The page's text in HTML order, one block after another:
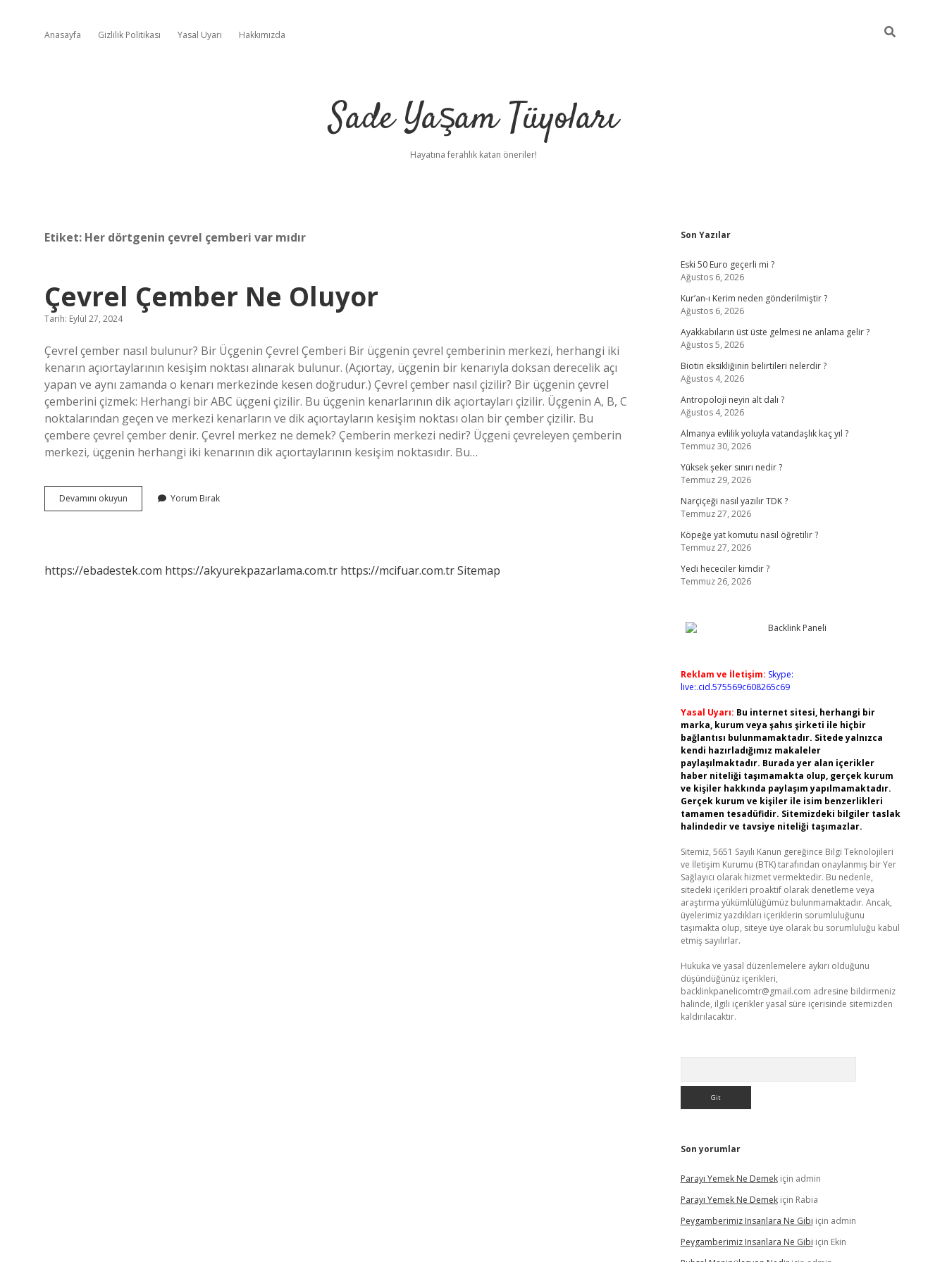
Anasayfa Gizlilik Politikası Yasal Uyarı Hakkımızda
Sade Yaşam Tüyoları
Hayatına ferahlık katan öneriler!
Etiket: Her dörtgenin çevrel çemberi var mıdır
Çevrel Çember Ne Oluyor
Tarih: Eylül 27, 2024
Çevrel çember nasıl bulunur? Bir Üçgenin Çevrel Çemberi Bir üçgenin çevrel çemberinin merkezi, herhangi iki
kenarın açıortaylarının kesişim noktası alınarak bulunur. (Açıortay, üçgenin bir kenarıyla doksan derecelik açı
yapan ve aynı zamanda o kenarı merkezinde kesen doğrudur.) Çevrel çember nasıl çizilir? Bir üçgenin çevrel
çemberini çizmek: Herhangi bir ABC üçgeni çizilir. Bu üçgenin kenarlarının dik açıortayları çizilir. Üçgenin A, B, C
noktalarından geçen ve merkezi kenarların ve dik açıortayların kesişim noktası olan bir çember çizilir. Bu
çembere çevrel çember denir. Çevrel merkez ne demek? Çemberin merkezi nedir? Üçgeni çevreleyen çemberin
merkezi, üçgenin herhangi iki kenarının dik açıortaylarının kesişim noktasıdır. Bu…
Devamını okuyun
Çember
Yorum Bırak
https://ebadestek.com https://akyurekpazarlama.com.tr https://mcifuar.com.trSitemap
Sidebar
Son Yazılar
Eski 50 Euro geçerli mi ?
Ağustos 6, 2026
Kur’an-ı Kerim neden gönderilmiştir ?
Ağustos 6, 2026
Ayakkabıların üst üste gelmesi ne anlama gelir ?
Ağustos 5, 2026
Biotin eksikliğinin belirtileri nelerdir ?
Ağustos 4, 2026
Antropoloji neyin alt dalı ?
Ağustos 4, 2026
Almanya evlilik yoluyla vatandaşlık kaç yıl ?
Temmuz 30, 2026
Yüksek şeker sınırı nedir ?
Temmuz 29, 2026
Narçiçeği nasıl yazılır TDK ?
Temmuz 27, 2026
Köpeğe yat komutu nasıl öğretilir ?
Temmuz 27, 2026
Yedi hececiler kimdir ?
Temmuz 26, 2026
Reklam ve İletişim: Skype:
live:.cid.575569c608265c69
Yasal Uyarı: Bu internet sitesi, herhangi bir
marka, kurum veya şahıs şirketi ile hiçbir
bağlantısı bulunmamaktadır. Sitede yalnızca
kendi hazırladığımız makaleler
paylaşılmaktadır. Burada yer alan içerikler
haber niteliği taşımamakta olup, gerçek kurum
ve kişiler hakkında paylaşım yapılmamaktadır.
Gerçek kurum ve kişiler ile isim benzerlikleri
tamamen tesadüfidir. Sitemizdeki bilgiler taslak
halindedir ve tavsiye niteliği taşımazlar.
Sitemiz, 5651 Sayılı Kanun gereğince Bilgi Teknolojileri
ve İletişim Kurumu (BTK) tarafından onaylanmış bir Yer
Sağlayıcı olarak hizmet vermektedir. Bu nedenle,
sitedeki içerikleri proaktif olarak denetleme veya
araştırma yükümlülüğümüz bulunmamaktadır. Ancak,
üyelerimiz yazdıkları içeriklerin sorumluluğunu
taşımakta olup, siteye üye olarak bu sorumluluğu kabul
etmiş sayılırlar.
Hukuka ve yasal düzenlemelere aykırı olduğunu
düşündüğünüz içerikleri,
backlinkpanelicomtr@gmail.com adresine bildirmeniz
halinde, ilgili içerikler yasal süre içerisinde sitemizden
kaldırılacaktır.
Son yorumlar
Parayı Yemek Ne Demekiçin admin
Parayı Yemek Ne Demekiçin Rabia
Peygamberimiz Insanlara Ne Gibi için admin
Peygamberimiz Insanlara Ne Gibi için Ekin